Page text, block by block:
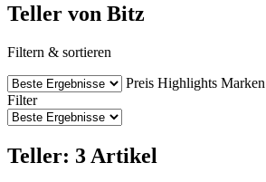
Teller von Bitz
Filtern & sortieren
Preis Highlights Marken
Filter
Teller: 3 Artikel